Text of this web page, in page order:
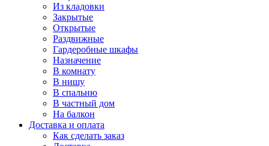
Из кладовки
Закрытые
Открытые
Раздвижные
Гардеробные шкафы
Назначение
В комнату
В нишу
В спальню
В частный дом
На балкон
Доставка и оплата
Как сделать заказ